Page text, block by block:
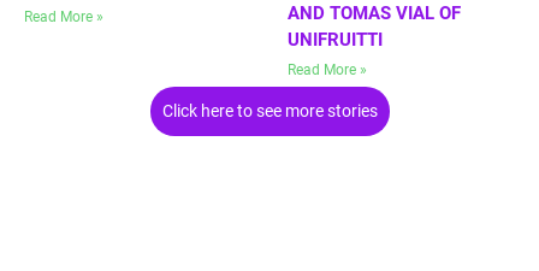
Read More »
AND TOMAS VIAL OF
UNIFRUITTI
Read More »
Click here to see more stories